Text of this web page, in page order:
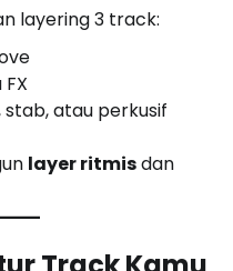
layering 3 track:
stab, atau perkusif
layer ritmisdan